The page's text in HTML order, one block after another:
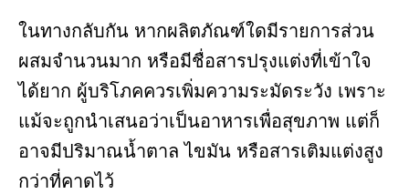
ในทางกลับกัน หากผลิตภัณฑ์ใดมีรายการส่วน
ผสมจำนวนมาก หรือมีชื่อสารปรุงแต่งที่เข้าใจ
ได้ยาก ผู้บริโภคควรเพิ่มความระมัดระวัง เพราะ
แม้จะถูกนำเสนอว่าเป็นอาหารเพื่อสุขภาพ แต่ก็
อาจมีปริมาณน้ำตาล ไขมัน หรือสารเติมแต่งสูง
กว่าที่คาดไว้